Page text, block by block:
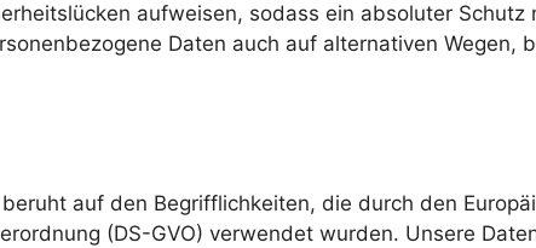
aufweisen, sodass ein absoluter
Daten auch auf alternativen Wegen,
auf den Begrifflichkeiten, die durch den
(DS-GVO) verwendet wurden. Unsere